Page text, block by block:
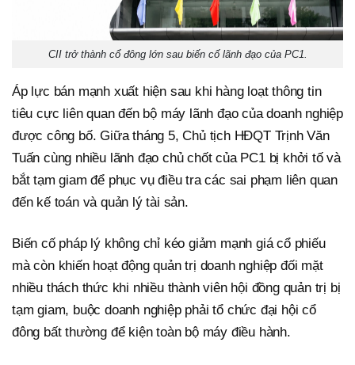
CII trở thành cổ đông lớn sau biến cố lãnh đạo của PC1.
Áp lực bán mạnh xuất hiện sau khi hàng loạt thông tin
tiêu cực liên quan đến bộ máy lãnh đạo của doanh nghiệp
được công bố. Giữa tháng 5, Chủ tịch HĐQT Trịnh Văn
Tuấn cùng nhiều lãnh đạo chủ chốt của PC1 bị khởi tố và
bắt tạm giam để phục vụ điều tra các sai phạm liên quan
đến kế toán và quản lý tài sản.
Biến cố pháp lý không chỉ kéo giảm mạnh giá cổ phiếu
mà còn khiến hoạt động quản trị doanh nghiệp đối mặt
nhiều thách thức khi nhiều thành viên hội đồng quản trị bị
tạm giam, buộc doanh nghiệp phải tổ chức đại hội cổ
đông bất thường để kiện toàn bộ máy điều hành.